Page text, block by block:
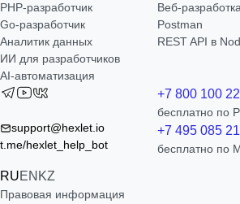
РНР-разработчик
Go-разработчик
Аналитик данных
ИИ для разработчиков
AI-автоматизация
Веб-
Postman
REST API в
support@hexlet.io
t.me/hexlet_help_bot
RUEN KZ
+7 800 100
бесплатно по
+7 495 085
бесплатно по
Правовая информация